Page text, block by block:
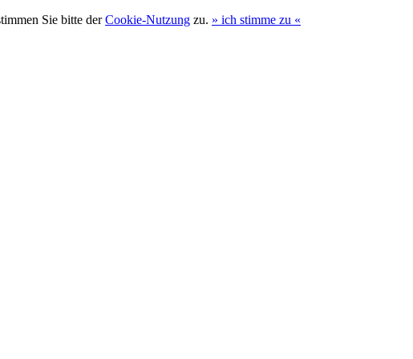
Sie bitte derCookie-Nutzung zu. » ich stimme zu «